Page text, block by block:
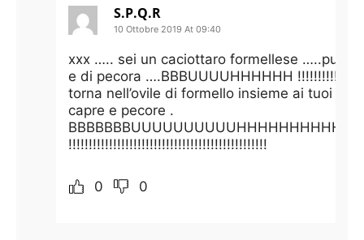
S.P.Q.R
10 Ottobre 2019 At 09:40
xxx ….. sei un caciottaro formellese …..puzzi
e di pecora ….BBBUUUUHHHHHH
torna nell’ovile di formello insieme ai tuoi
capre e pecore .
!!!!!!!!!!!!!!!!!!!!!!!!!!!!!!!!!!!!!!!!!!!!!!!!!
0 0